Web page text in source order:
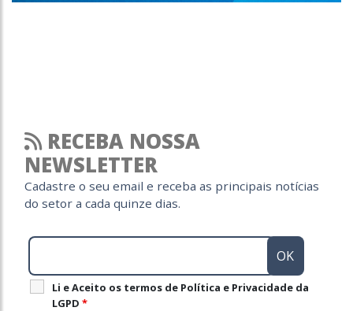
RECEBA NOSSA
NEWSLETTER
Cadastre o seu email e receba as principais notícias
do setor a cada quinze dias.
Li e Aceito os termos de Política e Privacidade da
LGPD *